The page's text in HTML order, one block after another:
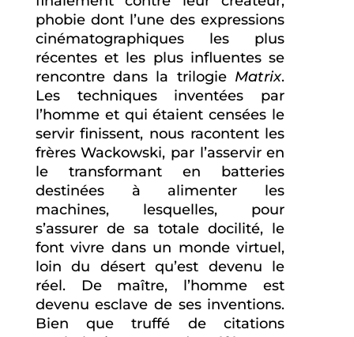
phobie dont l’une des expressions
cinématographiques les plus
récentes et les plus influentes se
rencontre dans la trilogie Matrix.
Les techniques inventées par
l’homme et qui étaient censées le
servir finissent, nous racontent les
frères Wackowski, par l’asservir en
le transformant en batteries
destinées à alimenter les
machines, lesquelles, pour
s’assurer de sa totale docilité, le
font vivre dans un monde virtuel,
loin du désert qu’est devenu le
réel. De maître, l’homme est
devenu esclave de ses inventions.
Bien que truffé de citations